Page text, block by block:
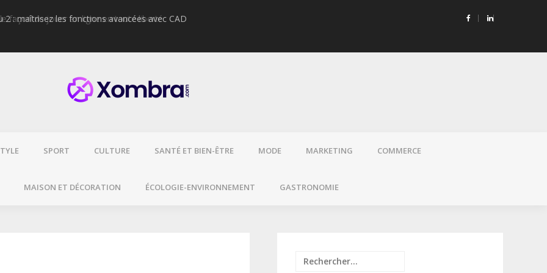
: maîtrisez les fonctions avancées avec CAD
Cigarette électronique et santé : pourquoi choisir des e-liquides sans propylène
SPORT CULTURE SANTÉ ET BIEN-ÊTRE MODE MARKETING COMMERCE
MAISON ET DÉCORATION ÉCOLOGIE-ENVIRONNEMENT GASTRONOMIE
Rechercher :